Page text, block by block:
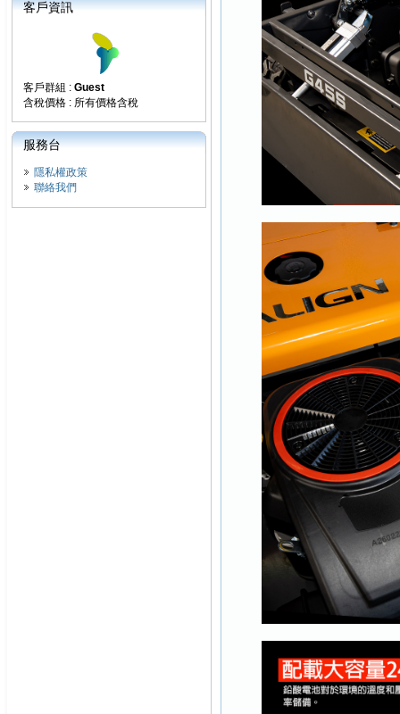
客戶資訊
客戶群組 : Guest
含稅價格 : 所有價格含稅
服務台
隱私權政策
聯絡我們